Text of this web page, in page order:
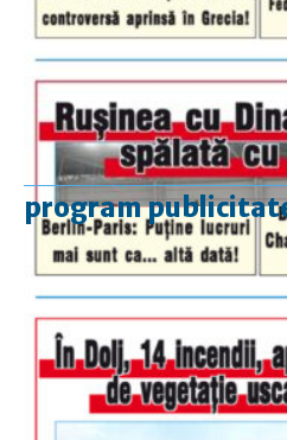
program
luni-vineri
duminică